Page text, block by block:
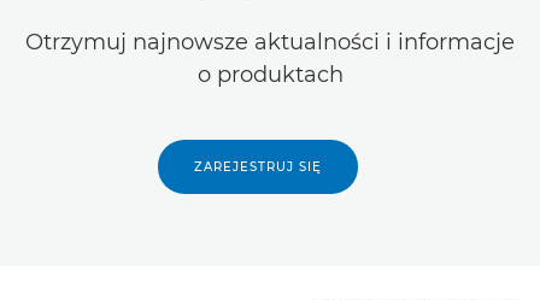
Otrzymuj najnowsze aktualności i informacje
o produktach
ZAREJESTRUJ SIĘ